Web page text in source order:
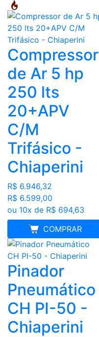
Compressor
de Ar 5 hp
250 lts
20+APV
C/M
Trifásico -
Chiaperini
R$ 6.946,32
R$ 6.599,00
ou 10x de R$ 694,63
COMPRAR
MELHOR PREÇO
Pinador
Pneumático
CH PI-50 -
Chiaperini